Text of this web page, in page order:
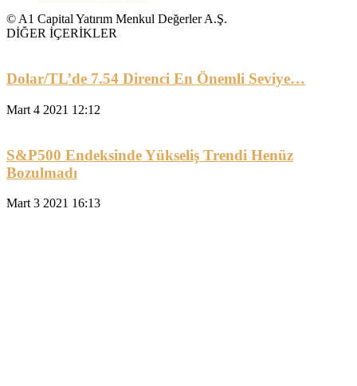
© A1 Capital Yatırım Menkul Değerler A.Ş.
DİĞER İÇERİKLER
Dolar/TL’de 7.54 Direnci En Önemli Seviye…
Mart 4 2021 12:12
S&P500 Endeksinde Yükseliş Trendi Henüz
Bozulmadı
Mart 3 2021 16:13